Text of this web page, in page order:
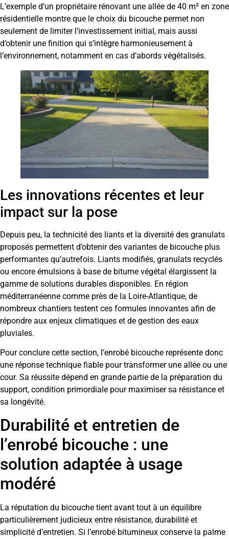
L’exemple d’un propriétaire rénovant une allée de 40 m² en zone
résidentielle montre que le choix du bicouche permet non
seulement de limiter l’investissement initial, mais aussi
d’obtenir une finition qui s’intègre harmonieusement à
l’environnement, notamment en cas d’abords végétalisés.
Les innovations récentes et leur
impact sur la pose
Depuis peu, la technicité des liants et la diversité des granulats
proposés permettent d’obtenir des variantes de bicouche plus
performantes qu’autrefois. Liants modifiés, granulats recyclés
ou encore émulsions à base de bitume végétal élargissent la
gamme de solutions durables disponibles. En région
méditerranéenne comme près de la Loire-Atlantique, de
nombreux chantiers testent ces formules innovantes afin de
répondre aux enjeux climatiques et de gestion des eaux
pluviales.
Pour conclure cette section, l’enrobé bicouche représente donc
une réponse technique fiable pour transformer une allée ou une
cour. Sa réussite dépend en grande partie de la préparation du
support, condition primordiale pour maximiser sa résistance et
sa longévité.
Durabilité et entretien de
l’enrobé bicouche : une
solution adaptée à usage
modéré
La réputation du bicouche tient avant tout à un équilibre
particulièrement judicieux entre résistance, durabilité et
simplicité d’entretien. Si l’enrobé bitumineux conserve la palme